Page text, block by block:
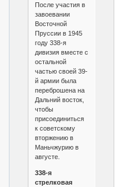
После участия в
завоевании
Восточной
Пруссии в 1945
году 338-я
дивизия вместе с
остальной
частью своей 39-
й армии была
переброшена на
Дальний восток,
чтобы
присоединиться
к советскому
вторжению в
Маньчжурию в
августе.
338-я
стрелковая